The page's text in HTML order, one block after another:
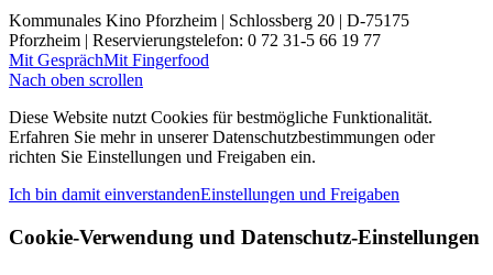
Kommunales Kino Pforzheim | Schlossberg 20 | D-75175
Pforzheim | Reservierungstelefon: 0 72 31-5 66 19 77
Mit GesprächMit Fingerfood
Nach oben scrollen
Diese Website nutzt Cookies für bestmögliche Funktionalität.
Erfahren Sie mehr in unserer Datenschutzbestimmungen oder
richten Sie Einstellungen und Freigaben ein.
Ich bin damit einverstandenEinstellungen und Freigaben
Cookie-Verwendung und Datenschutz-Einstellungen